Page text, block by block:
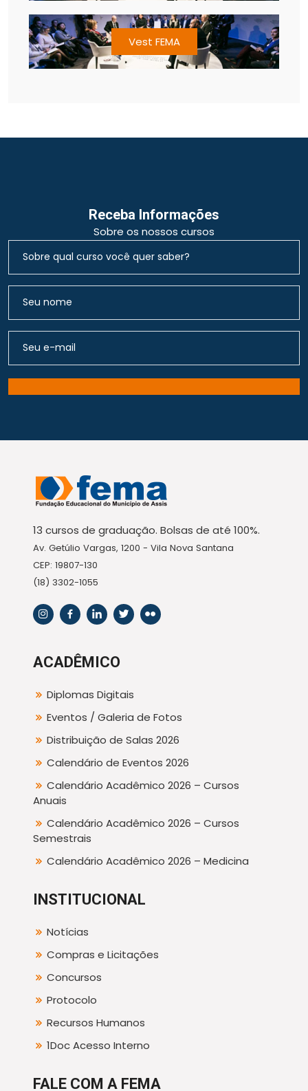
Vest FEMA
Receba Informações
Sobre os nossos cursos
13 cursos de graduação. Bolsas de até 100%.
Av. Getúlio Vargas, 1200 - Vila Nova Santana
CEP: 19807-130
(18) 3302-1055
ACADÊMICO
Diplomas Digitais
Eventos / Galeria de Fotos
Distribuição de Salas 2026
Calendário de Eventos 2026
Calendário Acadêmico 2026 – Cursos
Anuais
Calendário Acadêmico 2026 – Cursos
Semestrais
Calendário Acadêmico 2026 – Medicina
INSTITUCIONAL
Notícias
Compras e Licitações
Concursos
Protocolo
Recursos Humanos
1Doc Acesso Interno
FALE COM A FEMA